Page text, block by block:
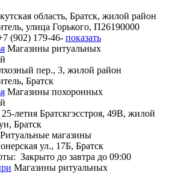
область, Братск, жилой район
улица Горького, П26190000
(902) 179-46- показать
Магазины ритуальных
пер., 3, жилой район
Братск
Магазины похоронных
25-летия Братскгэсстроя, 49В, жилой
Братск
Ритуальные магазины
ул., 17Б, Братск
Закрыто до завтра до 09:00
Магазины ритуальных